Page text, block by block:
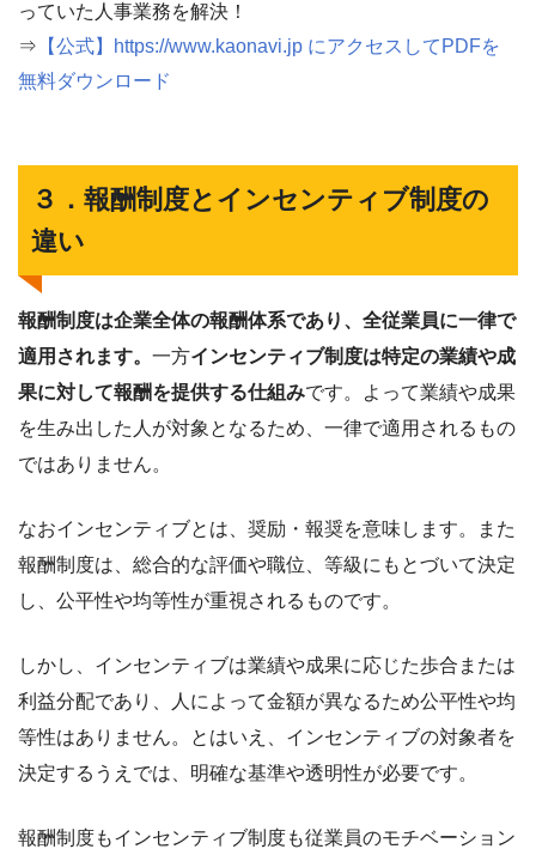
っていた人事業務を解決！
⇒ 【公式】https://www.kaonavi.jp にアクセスしてPDFを
無料ダウンロード
３．報酬制度とインセンティブ制度の
違い
報酬制度は企業全体の報酬体系であり、全従業員に一律で
適用されます。 一方インセンティブ制度は特定の業績や成
果に対して報酬を提供する仕組みです。よって業績や成果
を生み出した人が対象となるため、一律で適用されるもの
ではありません。
なおインセンティブとは、奨励・報奨を意味します。また
報酬制度は、総合的な評価や職位、等級にもとづいて決定
し、公平性や均等性が重視されるものです。
しかし、インセンティブは業績や成果に応じた歩合または
利益分配であり、人によって金額が異なるため公平性や均
等性はありません。とはいえ、インセンティブの対象者を
決定するうえでは、明確な基準や透明性が必要です。
報酬制度もインセンティブ制度も従業員のモチベーション